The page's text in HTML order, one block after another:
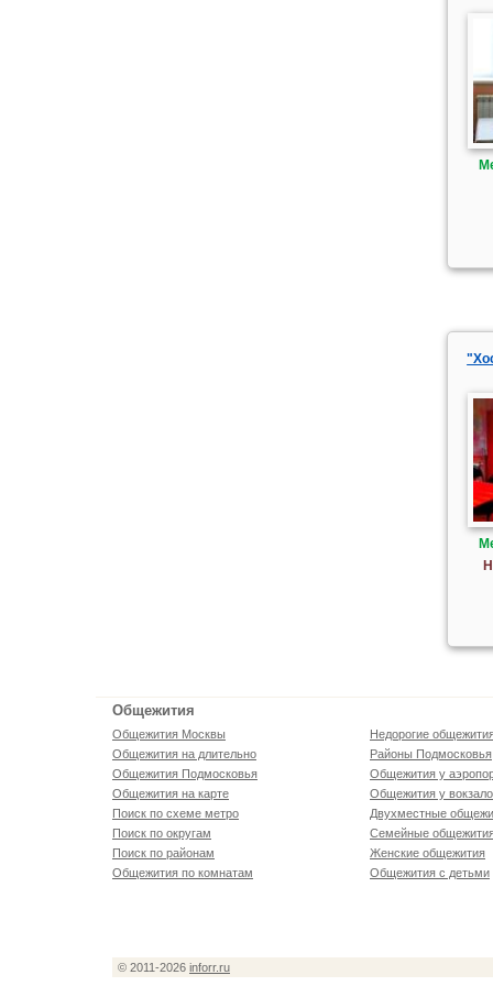
Общежития
Общежития Москвы
Общежития на длительно
Общежития Подмосковья
Общежития на карте
Поиск по схеме метро
Поиск по округам
Поиск по районам
Общежития по комнатам
Недорогие
Районы Подмосковья
Общежития у
Общежития у
Двухместные
Семейные
Женские общежития
Общежития с детьми
© 2011-2026 inforr.ru